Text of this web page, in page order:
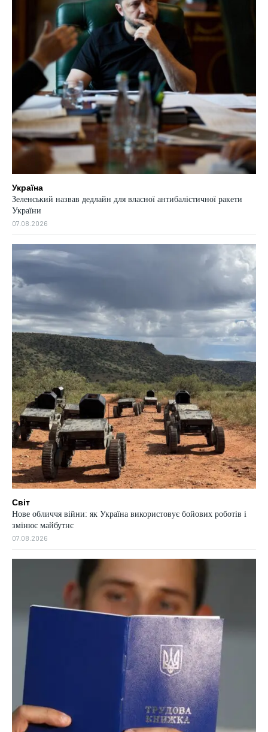
Україна
Зеленський назвав дедлайн для власної антибалістичної ракети
України
07.08.2026
Світ
Нове обличчя війни: як Україна використовує бойових роботів і
змінює майбутнє
07.08.2026